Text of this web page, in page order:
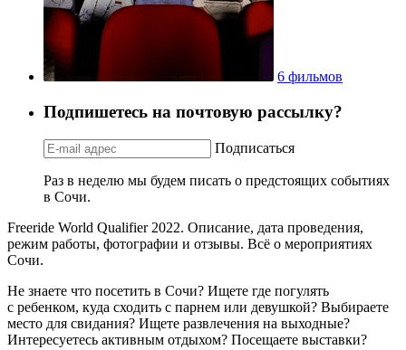
6 фильмов
Подпишетесь на почтовую рассылку?
Подписаться
Раз в неделю мы будем писать о предстоящих событиях
в Сочи.
Freeride World Qualifier 2022. Описание, дата проведения,
режим работы, фотографии и отзывы. Всё о мероприятиях
Сочи.
Не знаете что посетить в Сочи? Ищете где погулять
с ребенком, куда сходить с парнем или девушкой? Выбираете
место для свидания? Ищете развлечения на выходные?
Интересуетесь активным отдыхом? Посещаете выставки?